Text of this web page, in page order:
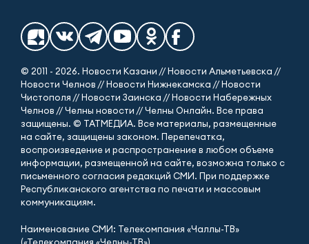
© 2011 - 2026. Новости Казани // Новости Альметьевска //
Новости Челнов // Новости Нижнекамска // Новости
Чистополя // Новости Заинска // Новости Набережных
Челнов // Челны новости // Челны Онлайн. Все права
защищены. © ТАТМЕДИА. Все материалы, размещенные
на сайте, защищены законом. Перепечатка,
воспроизведение и распространение в любом объеме
информации, размещенной на сайте, возможна только с
письменного согласия редакций СМИ. При поддержке
Республиканского агентства по печати и массовым
коммуникациям.
Наименование СМИ: Телекомпания «Чаллы-ТВ»